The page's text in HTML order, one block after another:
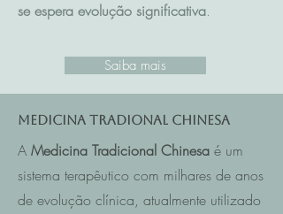
se espera evolução significativa.
Saiba mais
Medicina Tradional Chinesa
A Medicina Tradicional Chinesa é um
sistema terapêutico com milhares de anos
de evolução clínica, atualmente utilizado